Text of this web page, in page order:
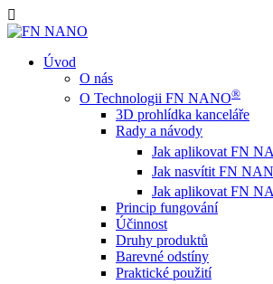
Úvod
O nás
O Technologii FN NANO®
3D prohlídka kanceláře
Rady a návody
Jak aplikovat FN
Jak nasvítit FN
Jak aplikovat FN
Princip fungování
Účinnost
Druhy produktů
Barevné odstíny
Praktické použití